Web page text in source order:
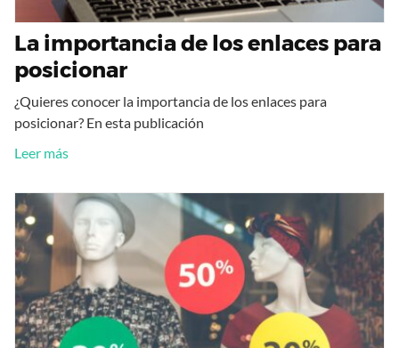
La importancia de los enlaces para
posicionar
¿Quieres conocer la importancia de los enlaces para
posicionar? En esta publicación
Leer más